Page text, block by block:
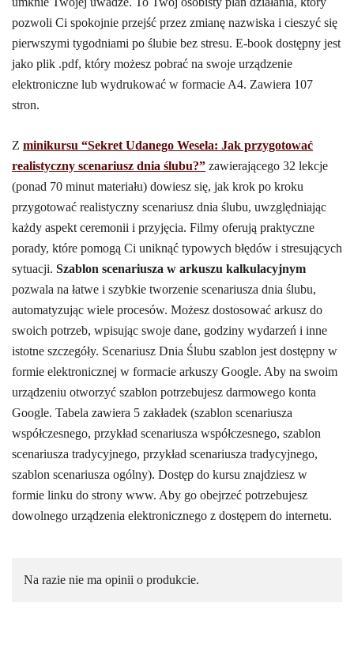
pozwoli Ci spokojnie przejść przez zmianę nazwiska i cieszyć się
pierwszymi tygodniami po ślubie bez stresu. E-book dostępny jest
jako plik .pdf, który możesz pobrać na swoje urządzenie
elektroniczne lub wydrukować w formacie A4. Zawiera 107
stron.
Z minikursu “Sekret Udanego Wesela: Jak przygotować
realistyczny scenariusz dnia ślubu?” zawierającego 32 lekcje
(ponad 70 minut materiału) dowiesz się, jak krok po kroku
przygotować realistyczny scenariusz dnia ślubu, uwzględniając
każdy aspekt ceremonii i przyjęcia. Filmy oferują praktyczne
porady, które pomogą Ci uniknąć typowych błędów i stresujących
sytuacji. Szablon scenariusza w arkuszu kalkulacyjnym
pozwala na łatwe i szybkie tworzenie scenariusza dnia ślubu,
automatyzując wiele procesów. Możesz dostosować arkusz do
swoich potrzeb, wpisując swoje dane, godziny wydarzeń i inne
istotne szczegóły. Scenariusz Dnia Ślubu szablon jest dostępny w
formie elektronicznej w formacie arkuszy Google. Aby na swoim
urządzeniu otworzyć szablon potrzebujesz darmowego konta
Google. Tabela zawiera 5 zakładek (szablon scenariusza
współczesnego, przykład scenariusza współczesnego, szablon
scenariusza tradycyjnego, przykład scenariusza tradycyjnego,
szablon scenariusza ogólny). Dostęp do kursu znajdziesz w
formie linku do strony www. Aby go obejrzeć potrzebujesz
dowolnego urządzenia elektronicznego z dostępem do internetu.
Na razie nie ma opinii o produkcie.